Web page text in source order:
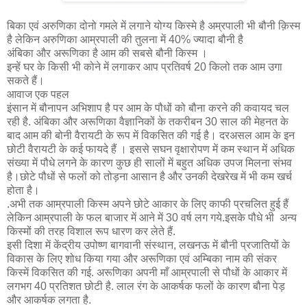
बिका एवं अरुणिका दोनो गमले में लगाने योग्य किस्मे है अम्रपाली भी बौनी क़िस्म
है लेकिन अरुणिका आम्रपाली की तुलना में 40% ज्यादा बौनी है
अंबिका और अरूणिका है आम की सबसे बौनी किस्म ।
इन्हें घर के किसी भी कोने में लगाकर आप प्रतिवर्ष 20 किलो तक आम उगा
सकते हैं।
आवाज एक पहल
इंसान में बौनापन अभिशाप है पर आम के पौधों को बौना करने की कवायद चल
रही है. अंबिका और अरूणिका वैज्ञानिकों के तकरीबन 30 साल की मेहनत के
बाद आम की बोनी वैरायटी के रूप में विकसित की गई है। दरअसल आम के इन
छोटी वैरायटी के कई फायदे हैं । इससे सघन वृक्षारोपण में कम स्थान में अधिक
संख्या में पौधे लगने के कारण कुछ ही सालों में बहुत अधिक उपज मिलना संभव
है।छोटे पौधों से फलों को तोड़ना आसान है और उनकी देखरेख में भी कम खर्च
होता है।
.अभी तक आम्रपाली किस्म अपने छोटे आकार के लिए काफी प्रचलित हुई हैं
लेकिन आम्रपाली के फल बाजार में आने में 30 वर्ष लग गये.इसके पौधे भी अन्य
किस्मों की तरह विशाल रूप धारण कर लेते हैं.
इसी दिशा में केंद्रीय उपोष्ण बागवानी संस्थान, लखनऊ में बौनी प्रजातियों के
विकास के लिए शोध किया गया और अरूणिका एवं अम्बिका नाम की संकर
किस्में विकसित की गई. अरूणिका अपनी माँ आम्रपाली से पौधों के आकार में
लगभग 40 प्रतिशत छोटी है. लाल रंग के आकर्षक फलों के कारण बौना पेड़
और आकर्षक लगता है.